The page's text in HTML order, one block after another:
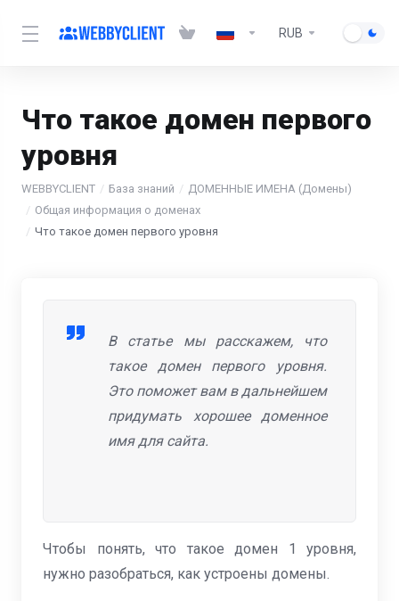
RUB
Что такое домен первого
уровня
WEBBYCLIENT База знаний
ДОМЕННЫЕ ИМЕНА (Домены)
Общая информация о доменах
Что такое домен первого уровня
В статье мы расскажем, что
такое домен первого уровня.
Это поможет вам в дальнейшем
придумать хорошее доменное
имя для сайта.
Чтобы понять, что такое домен 1 уровня,
нужно разобраться, как устроены домены.